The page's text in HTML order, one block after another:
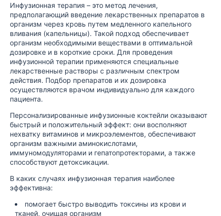
Инфузионная терапия – это метод лечения,
предполагающий введение лекарственных препаратов в
организм через кровь путем медленного капельного
вливания (капельницы). Такой подход обеспечивает
организм необходимыми веществами в оптимальной
дозировке и в короткие сроки. Для проведения
инфузионной терапии применяются специальные
лекарственные растворы с различным спектром
действия. Подбор препаратов и их дозировка
осуществляются врачом индивидуально для каждого
пациента.
Персонализированные инфузионные коктейли оказывают
быстрый и положительный эффект: они восполняют
нехватку витаминов и микроэлементов, обеспечивают
организм важными аминокислотами,
иммуномодуляторами и гепатопротекторами, а также
способствуют детоксикации.
В каких случаях инфузионная терапия наиболее
эффективна:
помогает быстро выводить токсины из крови и
тканей, очищая организм